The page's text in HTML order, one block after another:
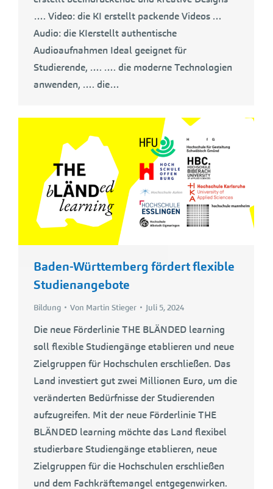
…. Video: die KI erstellt packende Videos …
Audio: die KIerstellt authentische
Audioaufnahmen Ideal geeignet für
Studierende, …. …. die moderne Technologien
anwenden, …. die…
Baden-Württemberg fördert flexible
Studienangebote
Bildung Von Martin Stieger Juli 5, 2024
Die neue Förderlinie THE BLÄNDED learning
soll flexible Studiengänge etablieren und neue
Zielgruppen für Hochschulen erschließen. Das
Land investiert gut zwei Millionen Euro, um die
veränderten Bedürfnisse der Studierenden
aufzugreifen. Mit der neue Förderlinie THE
BLÄNDED learning möchte das Land flexibel
studierbare Studiengänge etablieren, neue
Zielgruppen für die Hochschulen erschließen
und dem Fachkräftemangel entgegenwirken.